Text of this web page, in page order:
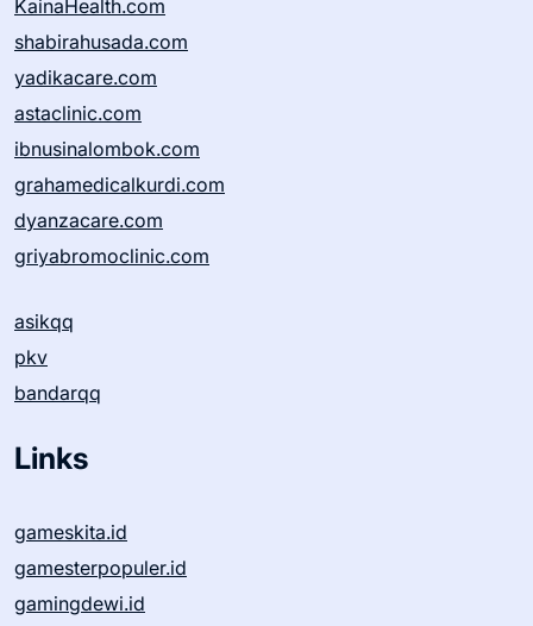
KainaHealth.com
shabirahusada.com
yadikacare.com
astaclinic.com
ibnusinalombok.com
grahamedicalkurdi.com
dyanzacare.com
griyabromoclinic.com
asikqq
pkv
bandarqq
Links
gameskita.id
gamesterpopuler.id
gamingdewi.id